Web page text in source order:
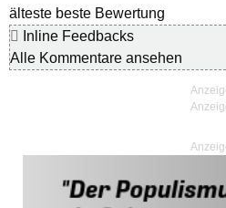
älteste beste Bewertung
Inline Feedbacks
Alle Kommentare ansehen